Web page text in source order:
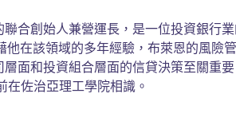
合創始人兼營運長，是一位投資銀行
他在該領域的多年經驗，布萊恩的風險
面和投資組合層面的信貸決策至關重
在佐治亞理工學院相識。